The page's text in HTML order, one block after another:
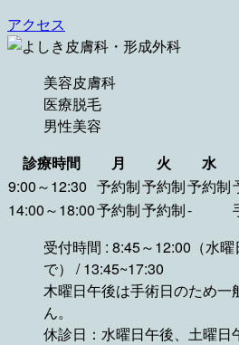
アクセス
美容皮膚科
医療脱毛
男性美容
診療時間
月 火 水
9:00～12:30 予約制予約制予約制
14:00～18:00予約制予約制-
受付時間 : 8:45～12:00（水
で） / 13:45~17:30
木曜日午後は手術日のため一
ん。
休診日：水曜日午後、土曜日